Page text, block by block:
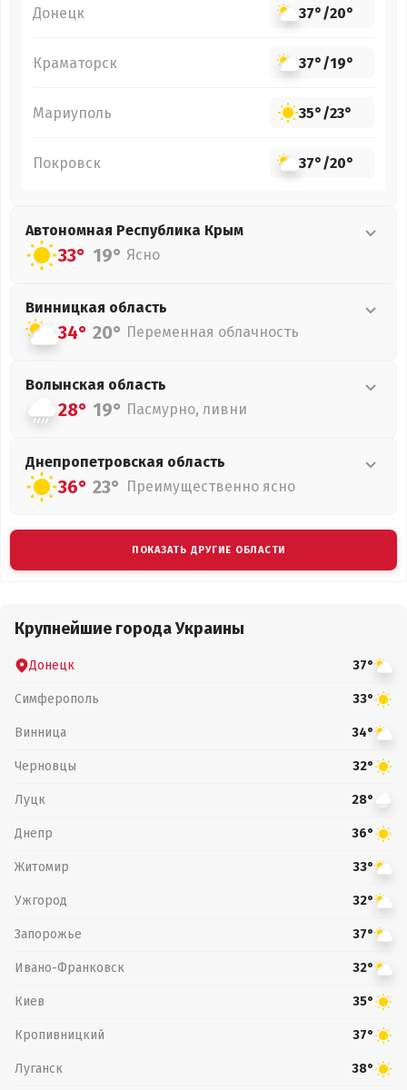
Донецк 37°/20°
Краматорск 37°/19°
Мариуполь 35°/23°
Покровск 37°/20°
Автономная Республика Крым
33° 19° Ясно
Винницкая область
34° 20° Переменная облачность
Волынская область
28° 19° Пасмурно, ливни
Днепропетровская область
36° 23° Преимущественно ясно
ПОКАЗАТЬ ДРУГИЕ ОБЛАСТИ
Крупнейшие города Украины
Донецк 37°
Симферополь 33°
Винница 34°
Черновцы 32°
Луцк 28°
Днепр 36°
Житомир 33°
Ужгород 32°
Запорожье 37°
Ивано-Франковск 32°
Киев 35°
Кропивницкий 37°
Луганск 38°